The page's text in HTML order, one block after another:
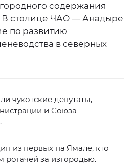
содержания
В столице ЧАО — Анадыре
по развитию
в северных
чукотские депутаты,
и Союза
из первых на Ямале, кто
рогачей за изгородью.